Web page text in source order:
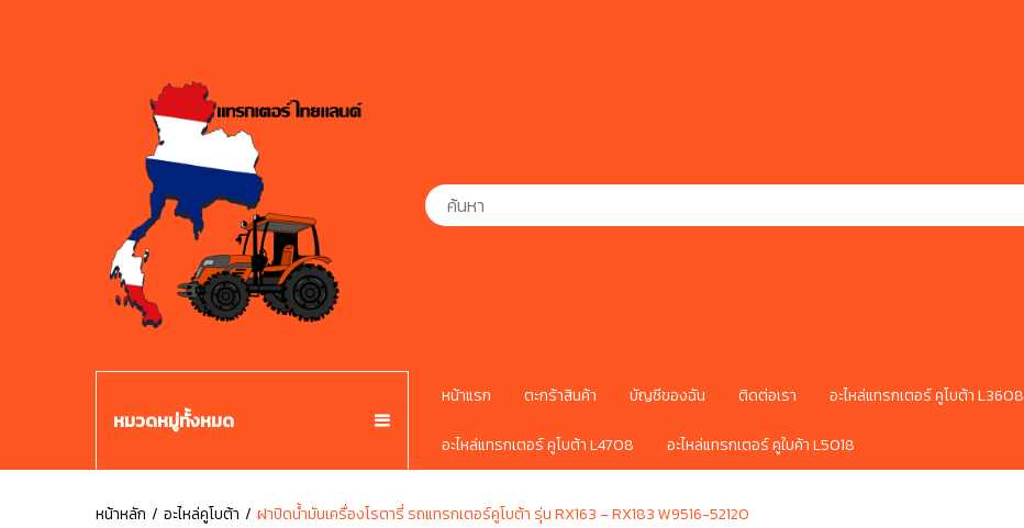
หมวดหมู่ทั้งหมด
หน้าแรก ตะกร้าสินค้า บัญชีของฉัน ติดต่อเรา อะไหล่แทรกเตอร์ คูโบต้า L3608
อะไหล่แทรกเตอร์ คูโบต้า L4708 อะไหล่แทรกเตอร์ คูใบค้า L5018
หน้าหลัก อะไหล่คูโบต้า ฝาปิดน้ำมันเครื่องโรตารี่ รถแทรกเตอร์คูโบต้า รุ่น RX163 – RX183 W9516-52120